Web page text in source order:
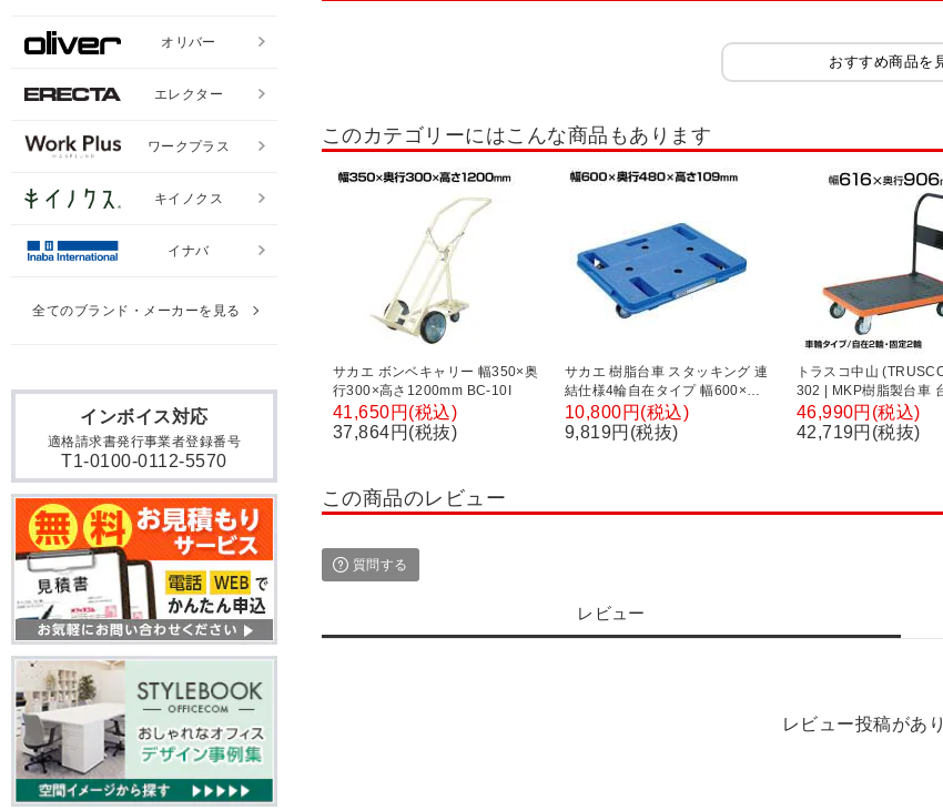
コンテナ・コンテナボックス
パーツハンガー ステンレスキャビネット ステンレス台車
ステンレスワゴン 物置・倉庫
おすすめ商品を
このカテゴリーにはこんな商品もあります
サカエ ボンベキャリー 幅350×奥
行300×高さ1200mm BC-10I
41,650円(税込)
37,864円(税抜)
サカエ 樹脂台車 スタッキング 連
結仕様4輪自在タイプ 幅600×奥
行480×高さ109mm SCR-650UB
10,800円(税込)
9,819円(税抜)
トラスコ中山
302 | MKP樹脂製台車
レ止め機能付き 均等耐
幅616×奥行906×高さ
46,990円(税込)
42,719円(税抜)
この商品のレビュー
質問する
レビュー
レビュー投稿があ
インボイス対応
適格請求書発行事業者登録番号
T1-0100-0112-5570
オリバー
エレクター
ワークプラス
キイノクス
イナバ
全てのブランド・メーカーを見る